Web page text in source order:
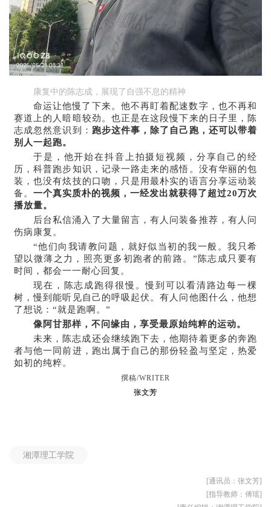
康复中的陈志成，展现了自强不息的精神
命运让他慢了下来。他不再盯着配速数字，也不再和
赛道上的人暗暗较劲。也正是在这段慢下来的日子里，陈
志成忽然意识到： 跑步这件事，除了自己跑，还可以带着
别人一起跑。
于是，他开始在抖音上拍摄短视频，分享自己的经
历，科普跑步知识，记录一路走来的感悟。没有华丽的包
装，也没有炫技的口吻，只是用最朴实的语言分享运动装
备。 一个真实质朴的视频，一经发出就获得了超过20万次
播放量。
后台私信涌入了大量留言，有人问装备推荐，有人问
伤病康复。
“他们向我请教问题，就好似当初的我一般。我只希
望以微薄之力，照亮更多初跑者的前路。”陈志成只要有
时间，都会一一耐心回复。
现在，陈志成跑得很慢。慢到可以看清路边每一棵
树，慢到能听见自己的呼吸起伏。有人问他图什么，他想
了想说：“就是跑啊。”
像阿甘那样，不问缘由，享受最原始纯粹的运动。
未来，陈志成还会继续跑下去，他期待着更多的奔跑
者与他一同前进，跑出属于自己的那份轻盈与坚定，热爱
如初的纯粹。
撰稿/WRITER
张文芳
湘潭理工学院
[通讯员：张文芳]
[指导教师：傅瑶]